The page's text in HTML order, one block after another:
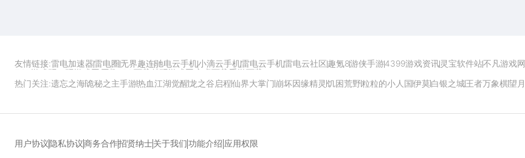
友情链接:雷电加速器雷电圈无界趣连驰电云手机小滴云手机雷电云手机雷电云社区趣氪8游侠手游4399游戏资讯灵宝软件站不凡游戏网
ZOL游戏 玩一玩游戏网 历趣APP下载 特玩游戏网 安卓下载 手游下载
热门关注:遗忘之海诡秘之主手游热血江湖觉醒龙之谷启程仙界大掌门 崩坏因缘精灵 饥困荒野粒粒的小人国伊莫白银之城王者万象棋望月
用户协议 隐私协议商务合作招贤纳士关于我们功能介绍 应用权限